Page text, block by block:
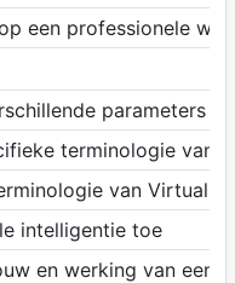
een professionele
parameters
terminologie van
van Virtual
intelligentie toe
en werking van een